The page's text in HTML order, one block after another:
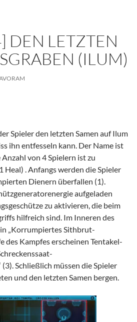
DEN LETZTEN
(ILUM)
Spieler den letzten Samen auf Ilum
ihn entfesseln kann. Der Name ist
von 4 Spielern ist zu
Heal) . Anfangs werden die Spieler
Dienern überfallen (1).
aufgeladen
zu aktivieren, die beim
hilfreich sind. Im Inneren des
„Korrumpiertes Sithbrut-
des Kampfes erscheinen Tentakel-
Schließlich müssen die Spieler
und den letzten Samen bergen.